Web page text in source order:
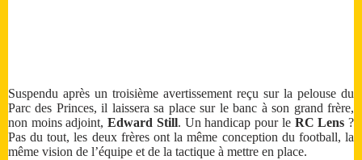
Suspendu après un troisième avertissement reçu sur la pelouse du
Parc des Princes, il laissera sa place sur le banc à son grand frère,
non moins adjoint,Edward Still. Un handicap pour le RC Lens ?
Pas du tout, les deux frères ont la même conception du football, la
même vision de l’équipe et de la tactique à mettre en place.